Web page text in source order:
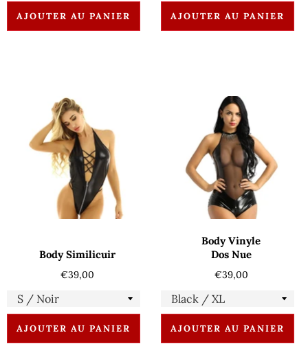
AJOUTER AU PANIER AJOUTER AU PANIER
Body Similicuir
Prix
€39,00
AJOUTER AU PANIER
Body Vinyle
Dos Nue
Prix
€39,00
AJOUTER AU PANIER